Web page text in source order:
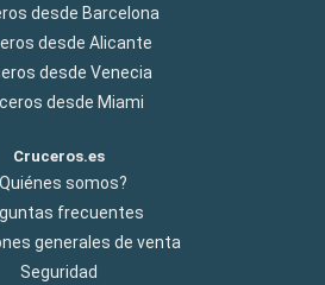
desde Barcelona
desde Alicante
desde Venecia
desde Miami
Cruceros.es
somos?
frecuentes
generales de venta
Seguridad